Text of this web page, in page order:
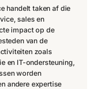
handelt taken af die
sales en
impact op de
van de
zoals
en IT-ondersteuning,
worden
andere expertise